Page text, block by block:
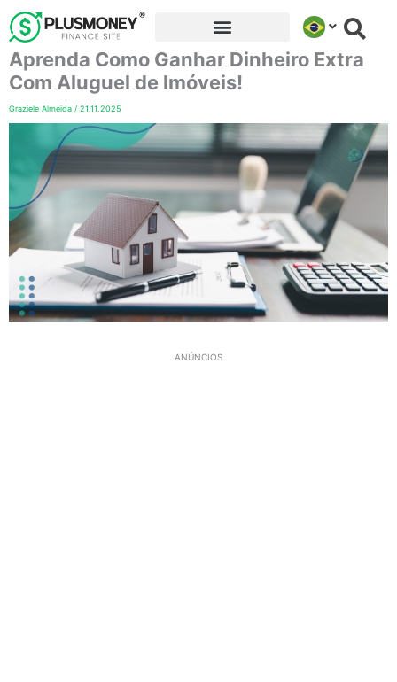
para
conteúdo
Aprenda Como Ganhar Dinheiro Extra
Com Aluguel de Imóveis!
Graziele Almeida / 21.11.2025
ANÚNCIOS